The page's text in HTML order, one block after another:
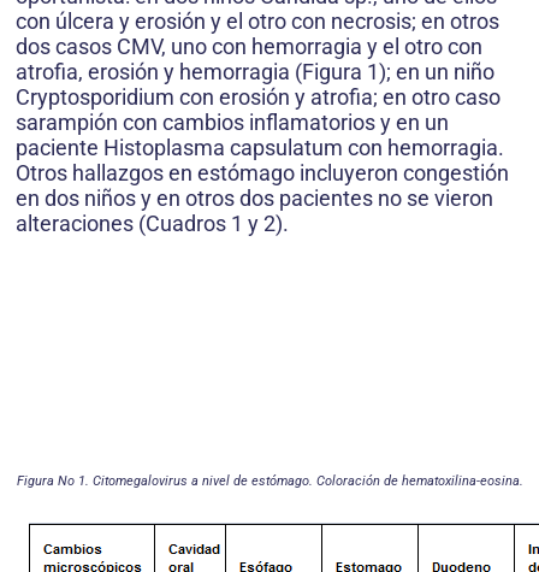
con úlcera y erosión y el otro con necrosis; en otros
dos casos CMV, uno con hemorragia y el otro con
atrofia, erosión y hemorragia (Figura 1); en un niño
Cryptosporidium con erosión y atrofia; en otro caso
sarampión con cambios inflamatorios y en un
paciente Histoplasma capsulatum con hemorragia.
Otros hallazgos en estómago incluyeron congestión
en dos niños y en otros dos pacientes no se vieron
alteraciones (Cuadros 1 y 2).
Figura No 1. Citomegalovirus a nivel de estómago. Coloración de hematoxilina-eosina.